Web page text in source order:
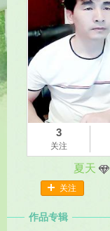
3
关注
夏天
关注
作品专辑